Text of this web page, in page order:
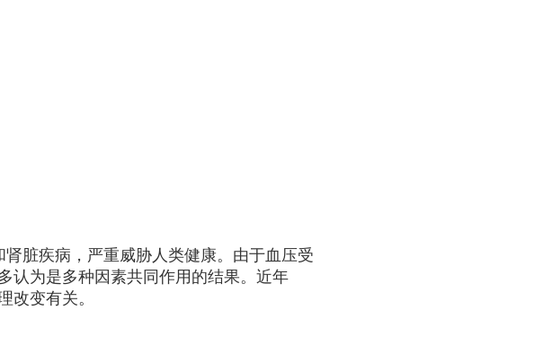
脏疾病，严重威胁人类健康。由于血压受
认为是多种因素共同作用的结果。近年
改变有关。